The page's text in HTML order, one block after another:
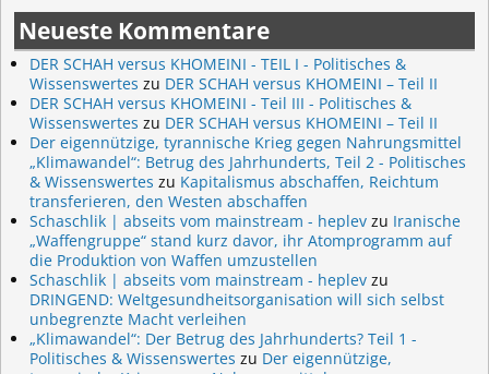
Neueste Kommentare
DER SCHAH versus KHOMEINI - TEIL I - Politisches &
Wissenswertes zu DER SCHAH versus KHOMEINI – Teil II
DER SCHAH versus KHOMEINI - Teil III - Politisches &
Wissenswertes zu DER SCHAH versus KHOMEINI – Teil II
Der eigennützige, tyrannische Krieg gegen Nahrungsmittel
„Klimawandel“: Betrug des Jahrhunderts, Teil 2 - Politisches
& Wissenswertes zu Kapitalismus abschaffen, Reichtum
transferieren, den Westen abschaffen
Schaschlik | abseits vom mainstream - heplev zu Iranische
„Waffengruppe“ stand kurz davor, ihr Atomprogramm auf
die Produktion von Waffen umzustellen
Schaschlik | abseits vom mainstream - heplev zu
DRINGEND: Weltgesundheitsorganisation will sich selbst
unbegrenzte Macht verleihen
„Klimawandel“: Der Betrug des Jahrhunderts? Teil 1 -
Politisches & Wissenswertes zu Der eigennützige,